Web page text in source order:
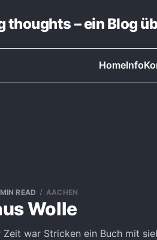
thoughts – ein Blog
HomeInfo
Wolle
READ AACHEN
Zeit war Stricken ein Buch mit